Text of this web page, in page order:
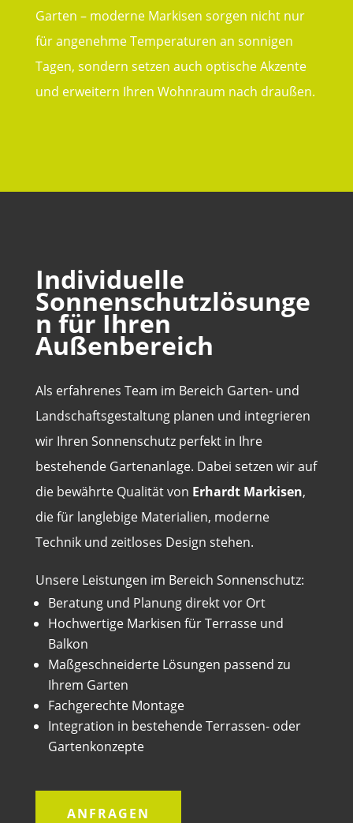
Garten – moderne Markisen sorgen nicht nur
für angenehme Temperaturen an sonnigen
Tagen, sondern setzen auch optische Akzente
und erweitern Ihren Wohnraum nach draußen.
Individuelle
Sonnenschutzlösunge
n für Ihren
Außenbereich
Als erfahrenes Team im Bereich Garten- und
Landschaftsgestaltung planen und integrieren
wir Ihren Sonnenschutz perfekt in Ihre
bestehende Gartenanlage. Dabei setzen wir auf
die bewährte Qualität von Erhardt Markisen,
die für langlebige Materialien, moderne
Technik und zeitloses Design stehen.
Unsere Leistungen im Bereich Sonnenschutz:
Beratung und Planung direkt vor Ort
Hochwertige Markisen für Terrasse und
Balkon
Maßgeschneiderte Lösungen passend zu
Ihrem Garten
Fachgerechte Montage
Integration in bestehende Terrassen- oder
Gartenkonzepte
ANFRAGEN